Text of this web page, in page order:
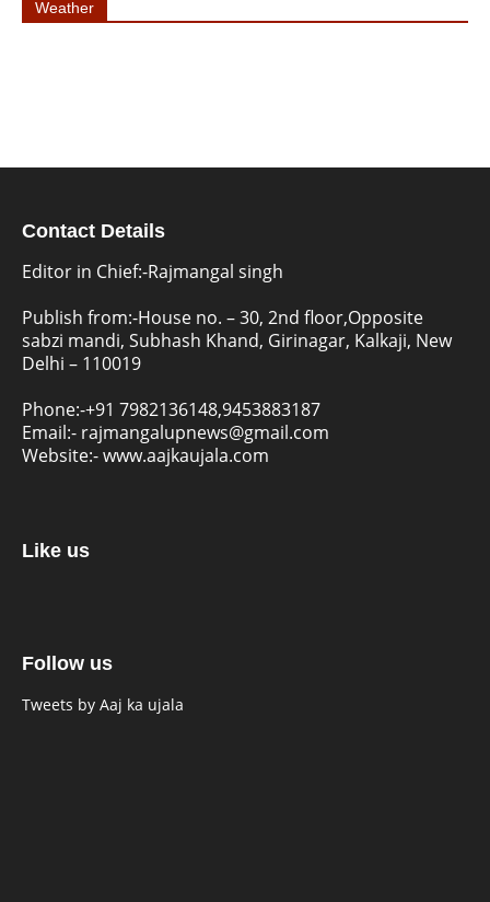
Weather
Contact Details
Editor in Chief:-Rajmangal singh
Publish from:-House no. – 30, 2nd floor,Opposite
sabzi mandi, Subhash Khand, Girinagar, Kalkaji, New
Delhi – 110019
Phone:-+91 7982136148,9453883187
Email:- rajmangalupnews@gmail.com
Website:-www.aajkaujala.com
Like us
Follow us
Tweets by Aaj ka ujala